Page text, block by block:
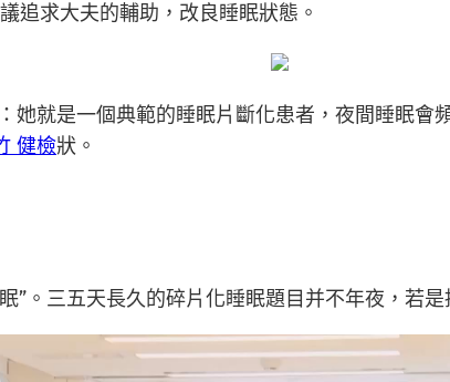
追求大夫的輔助，改良睡眠狀態。
她就是一個典範的睡眠片斷化患者，夜間睡眠會
健檢狀。
”。三五天長久的碎片化睡眠題目并不年夜，若